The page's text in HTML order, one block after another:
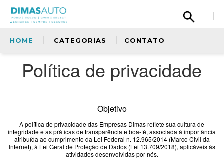
HOME CATEGORIAS CONTATO
Sem categoria
Copiloto
Olá, então, curtiu nosso conteúdo? Tem uma
sugestão para nos dar? Quer fazer um elogio
entrar em contato com a gente? Fique a
vontade.
Política de privacidade
Objetivo
A política de privacidade das Empresas Dimas reflete sua cultura de
integridade e as práticas de transparência e boa-fé, associada à importância
atribuída ao cumprimento da Lei Federal n. 12.965/2014 (Marco Civil da
Internet), à Lei Geral de Proteção de Dados (Lei 13.709/2018), aplicáveis às
atividades desenvolvidas por nós.